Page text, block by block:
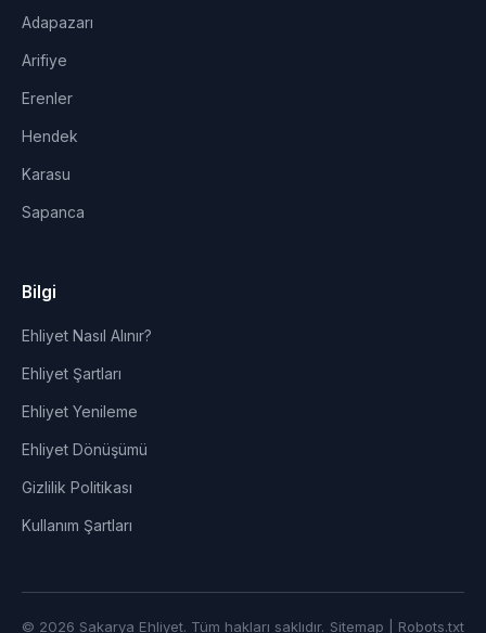
Adapazarı
Arifiye
Erenler
Hendek
Karasu
Sapanca
Bilgi
Ehliyet Nasıl Alınır?
Ehliyet Şartları
Ehliyet Yenileme
Ehliyet Dönüşümü
Gizlilik Politikası
Kullanım Şartları
© 2026 Sakarya Ehliyet. Tüm hakları saklıdır. Sitemap Robots.txt